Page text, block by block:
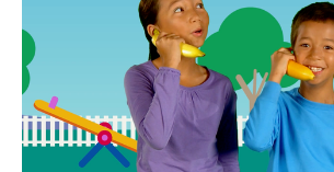
ET MES FRUITS SONT JOLIS
(IL) Y’EN A POUR TOUS LES GOÛTS ET
MEILLEURS
(IL) Y’EN A POUR TOUS LES GOÛTS ET
MEILLEURS
JE VENDS DES BANANES AU PETIT MATIN